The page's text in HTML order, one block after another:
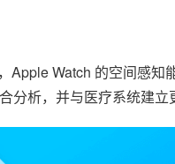
Apple Watch 的空间感
析，并与医疗系统建立